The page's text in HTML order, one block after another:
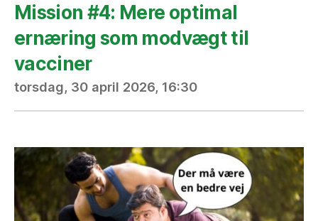
Mission #4: Mere optimal
ernæring som modvægt til
vacciner
torsdag, 30 april 2026, 16:30